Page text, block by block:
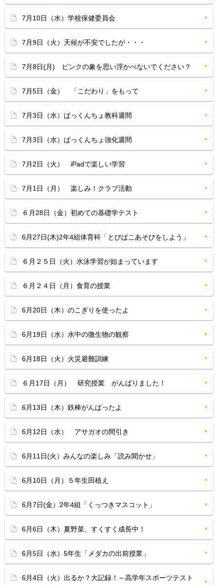
7月10日（水）学校保健委員会
7月9日（火）天候が不安でしたが・・・
7月8日(月) ピンクの象を思い浮かべないでください？
7月5日（金） 「こだわり」をもって
7月3日（水）ぱっくんちょ教科週間
7月3日（水）ぱっくんちょ強化週間
7月2日（火） iPadで楽しい学習
7月1日（月） 楽しみ！クラブ活動
６月28日（金）初めての基礎学テスト
6月27日(木)2年4組体育科「とびばこあそびをしよう」
６月２５日（火）水泳学習が始まっています
６月２４日（月）食育の授業
6月20日（木）のこぎりを使ったよ
6月19日（水）水中の微生物の観察
6月18日（火）火災避難訓練
６月17日（月） 研究授業 がんばりました！
6月13日（木）鉄棒がんばったよ
6月12日（水） アサガオの間引き
6月11日(火）みんなの楽しみ「読み聞かせ」
6月10日（月）５年生田植え
6月7日(金）2年4組「くっつきマスコット」
6月6日（木）夏野菜、すくすく成長中！
6月5日（水）5年生「メダカの出前授業」
6月4日（火）出るか？大記録！～高学年スポーツテスト